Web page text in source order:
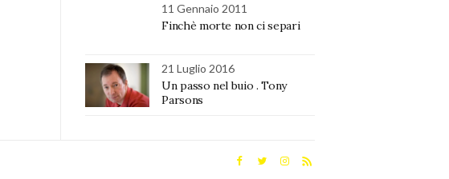
11 Gennaio 2011
Finchè morte non ci separi
21 Luglio 2016
Un passo nel buio . Tony
Parsons